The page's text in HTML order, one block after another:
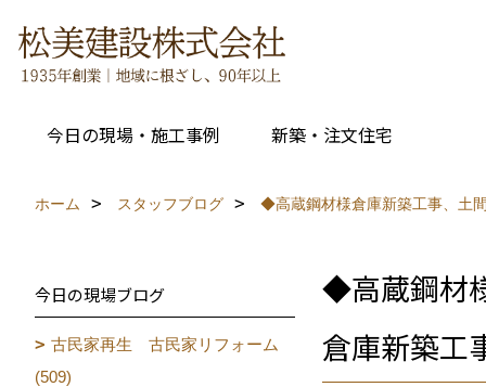
今日の現場・施工事例 新築・注文住宅
ホーム スタッフブログ ◆高蔵鋼材様倉庫新築工事、土
◆高蔵鋼材
倉庫新築工
今日の現場ブログ
古民家再生 古民家リフォーム
(509)